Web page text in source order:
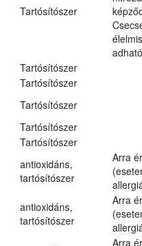
Tartósítószer
Tartósítószer
Tartósítószer
Tartósítószer
Tartósítószer
Tartósítószer
antioxidáns,
tartósítószer
Arra
antioxidáns,
tartósítószer
Arra
Arra